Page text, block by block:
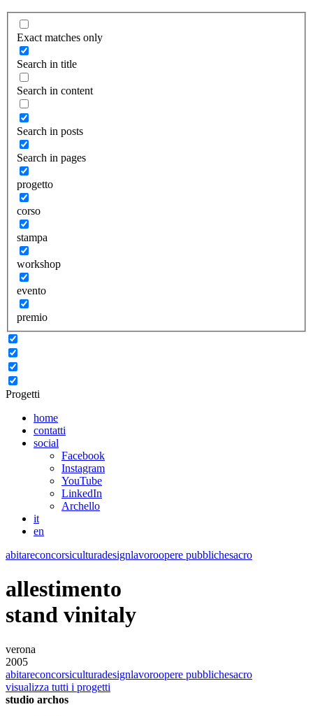
Exact matches only
Search in title
Search in content
Search in posts
Search in pages
progetto
corso
stampa
workshop
evento
premio
Progetti
home
contatti
social
Facebook
Instagram
YouTube
LinkedIn
Archello
it
en
abitareconcorsiculturadesignlavoroopere pubblichesacro
allestimento
stand vinitaly
verona
2005
abitareconcorsiculturadesignlavoroopere pubblichesacro
visualizza tutti i progetti
studio archos